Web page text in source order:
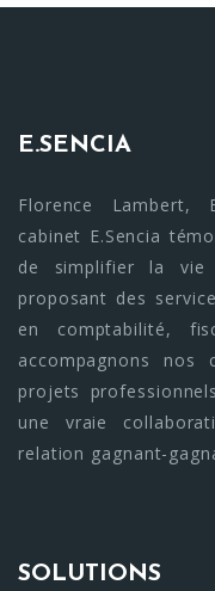
E.SENCIA
Florence Lambert,
cabinet E.Sencia
de simplifier la vie
proposant des
en comptabilité,
accompagnons
projets
une vraie
relation gagnant-
SOLUTIONS